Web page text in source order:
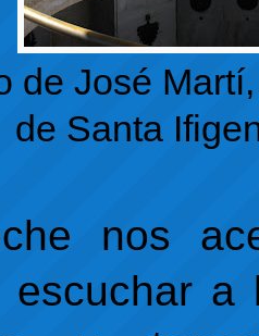
de José
de Santa
nos
escuchar a